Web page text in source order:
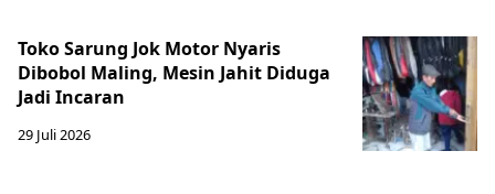
Toko Sarung Jok Motor Nyaris
Dibobol Maling, Mesin Jahit Diduga
Jadi Incaran
29 Juli 2026